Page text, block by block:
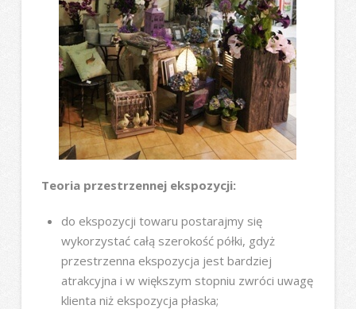
Teoria przestrzennej ekspozycji:
do ekspozycji towaru postarajmy się
wykorzystać całą szerokość półki, gdyż
przestrzenna ekspozycja jest bardziej
atrakcyjna i w większym stopniu zwróci uwagę
klienta niż ekspozycja płaska;